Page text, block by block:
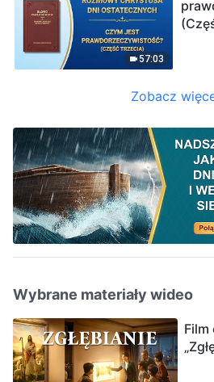
57:03
Zobacz
Wybrane materiały wideo
Film